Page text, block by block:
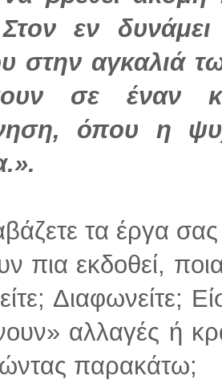
εν
στην αγκαλιά
σε έναν
όπου η
τα έργα
πια εκδοθεί,
Διαφωνείτε;
αλλαγές ή
παρακάτω;